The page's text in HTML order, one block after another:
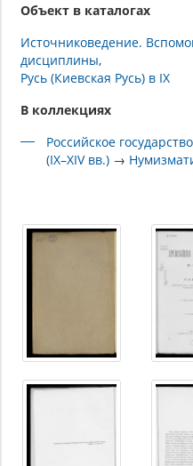
Объект в каталогах
Источниковедение.
дисциплины
Русь (Киевская Русь) в IX
В коллекциях
Российское
(IX–XIV вв.) →